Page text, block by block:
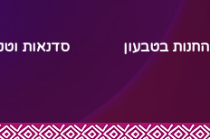
החנות בטבעון סדנאות